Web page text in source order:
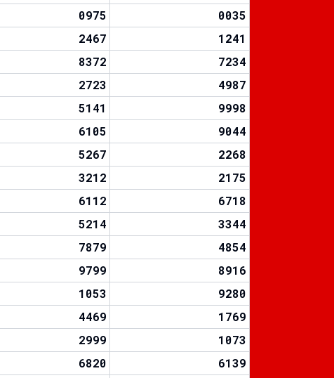
0975
0035
2467
1241
8372
7234
2723
4987
5141
9998
6105
9044
5267
2268
3212
2175
6112
6718
5214
3344
7879
4854
9799
8916
1053
9280
4469
1769
2999
1073
6820
6139